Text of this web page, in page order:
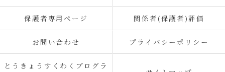
保護者専用ページ 関係者(保護者)評価
お問い合わせ プライバシーポリシー
とうきょうすくわくプログラ